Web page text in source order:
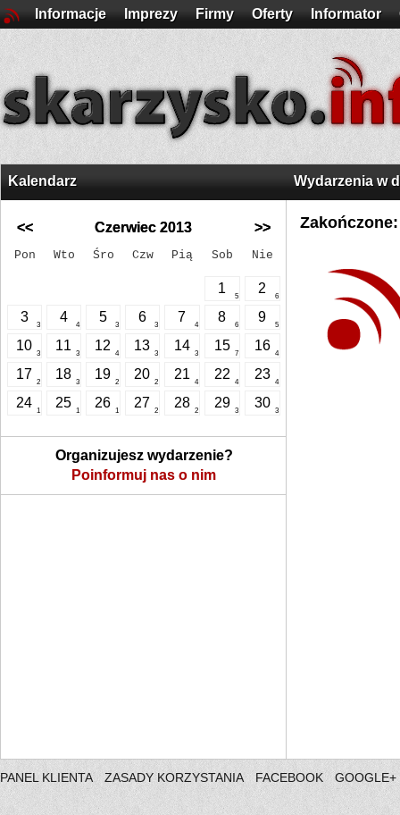
Informacje Imprezy Firmy Oferty Informator
Kalendarz
<< Czerwiec 2013 >>
Pon Wto Śro Czw Pią Sob Nie
1
5
2
6
3
3
4
4
5
3
6
3
7
4
8
6
9
5
10
3
11
3
12
4
13
3
14
3
15
7
16
4
17
2
18
3
19
2
20
2
21
4
22
4
23
4
24
1
25
1
26
1
27
2
28
2
29
3
30
3
Organizujesz wydarzenie?
Poinformuj nas o nim
Wydarzenia w
Zakończone:
PANEL KLIENTA ZASADY KORZYSTANIA FACEBOOK GOOGLE+